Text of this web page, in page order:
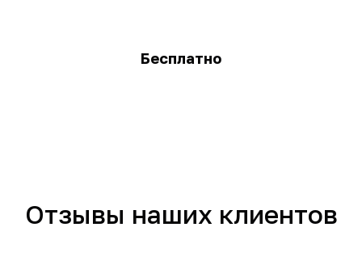
Бесплатно
Отзывы наших клиентов